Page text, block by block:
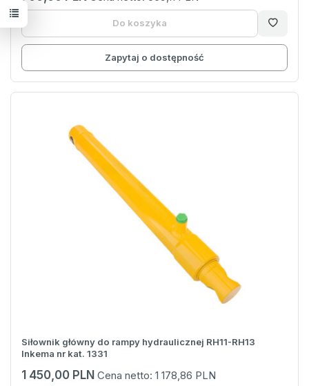
Do koszyka
Zapytaj o dostępność
Siłownik główny do rampy hydraulicznej RH11-RH13
Inkema nr kat. 1331
1 450,00 PLN Cena netto: 1 178,86 PLN